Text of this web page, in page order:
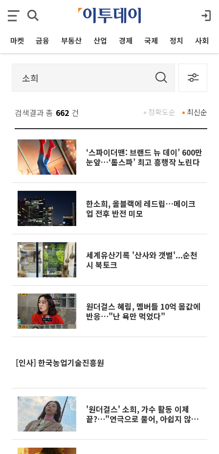
마켓 금융 부동산 산업 경제 국제 정치 사회
검색결과 총 662 건 최신순
정확도순
‘스파이더맨: 브랜드 뉴 데이’ 600만
눈앞…‘톰스파’ 최고 흥행작 노린다
한소희, 올블랙에 레드립…메이크
업 전후 반전 미모
세계유산기록 '산사와 갯벌'...순천
시 북토크
원더걸스 혜림, 멤버들 10억 몸값에
반응⋯"난 욕만 먹었다"
[인사] 한국농업기술진흥원
'원더걸스' 소희, 가수 활동 이제
끝?⋯"연극으로 풀어, 아쉽지 않